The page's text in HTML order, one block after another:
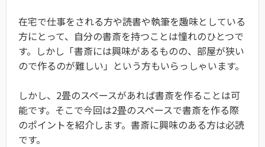
在宅で仕事をされる方や読書や執筆を趣味としている
方にとって、自分の書斎を持つことは憧れのひとつで
す。しかし「書斎には興味があるものの、部屋が狭い
ので作るのが難しい」という方もいらっしゃいます。
しかし、2畳のスペースがあれば書斎を作ることは可
能です。そこで今回は2畳のスペースで書斎を作る際
のポイントを紹介します。書斎に興味のある方は必読
です。